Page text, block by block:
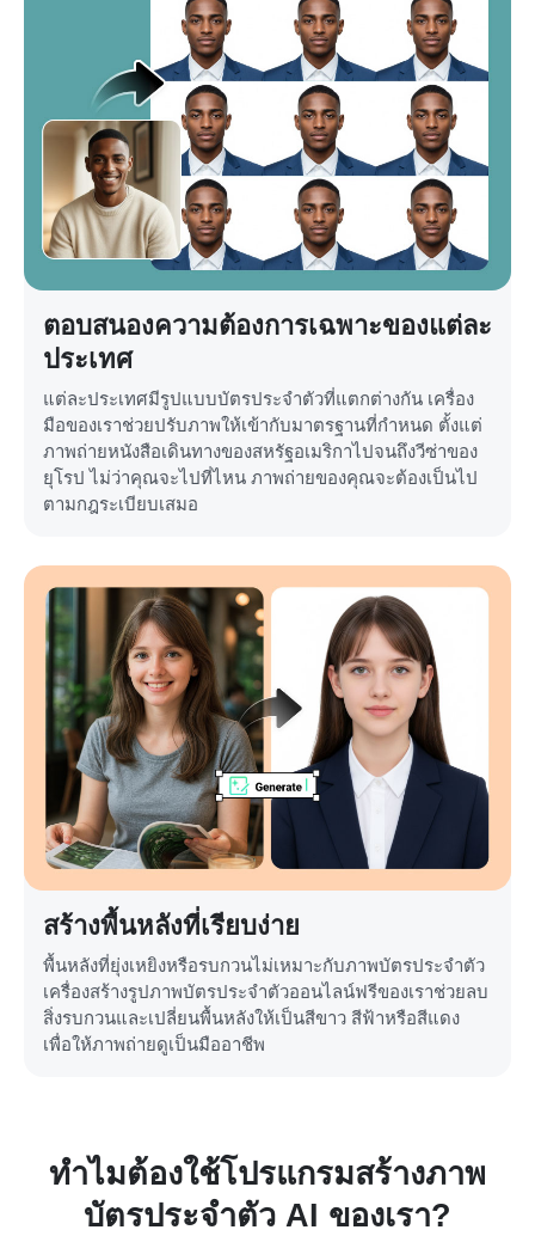
ตอบสนองความต้องการเฉพาะของแต่ละ
ประเทศ
แต่ละประเทศมีรูปแบบบัตรประจำตัวที่แตกต่างกัน เครื่อง
มือของเราช่วยปรับภาพให้เข้ากับมาตรฐานที่กำหนด ตั้งแต่
ภาพถ่ายหนังสือเดินทางของสหรัฐอเมริกาไปจนถึงวีซ่าของ
ยุโรป ไม่ว่าคุณจะไปที่ไหน ภาพถ่ายของคุณจะต้องเป็นไป
ตามกฎระเบียบเสมอ
สร้างพื้นหลังที่เรียบง่าย
พื้นหลังที่ยุ่งเหยิงหรือรบกวนไม่เหมาะกับภาพบัตรประจำตัว
เครื่องสร้างรูปภาพบัตรประจำตัวออนไลน์ฟรีของเราช่วยลบ
สิ่งรบกวนและเปลี่ยนพื้นหลังให้เป็นสีขาว สีฟ้าหรือสีแดง
เพื่อให้ภาพถ่ายดูเป็นมืออาชีพ
ทำไมต้องใช้โปรแกรมสร้างภาพ
บัตรประจำตัว AI ของเรา?